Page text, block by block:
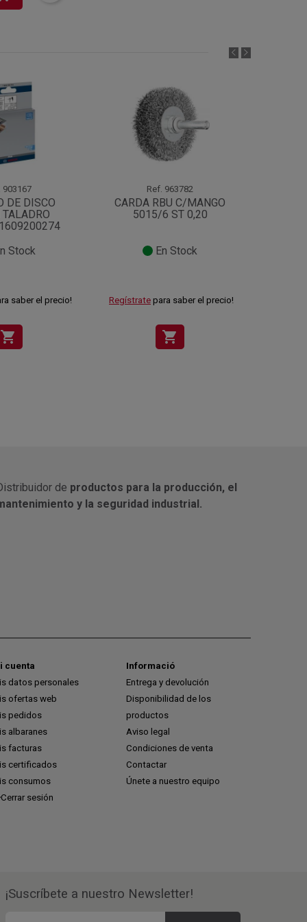
903167
DE DISCO
Stock
saber el precio!
shopping_cart
Ref. 963782
CARDA RBU C/MANGO
5015/6 ST 0,20
En Stock
Regístrate para saber el precio!
shopping_cart
de productos para la producción, el
y la seguridad industrial.
cuenta
datos personales
ofertas web
pedidos
albaranes
facturas
certificados
consumos
Cerrar sesión
Informació
Entrega y devolución
Disponibilidad de los
productos
Aviso legal
Condiciones de venta
Contactar
Únete a nuestro equipo
¡Suscríbete a nuestro Newsletter!